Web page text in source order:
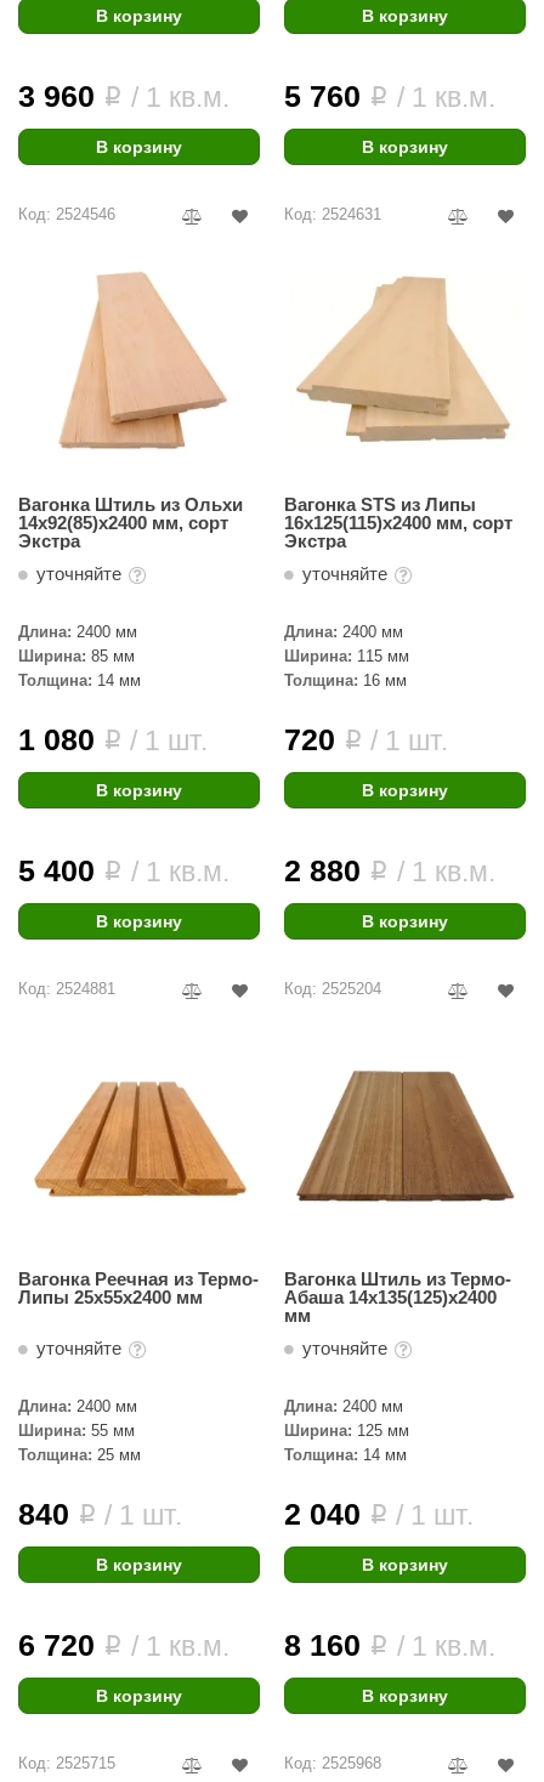
В корзину
3 960 i / 1 кв.м.
В корзину
В корзину
5 760 i / 1 кв.м.
В корзину
Код: 2524546
Вагонка Штиль из Ольхи
14х92(85)х2400 мм, сорт
Экстра
уточняйте
Длина: 2400 мм
Ширина: 85 мм
Толщина: 14 мм
1 080 i / 1 шт.
В корзину
5 400 i / 1 кв.м.
В корзину
Код: 2524631
Вагонка STS из Липы
16х125(115)х2400 мм, сорт
Экстра
уточняйте
Длина: 2400 мм
Ширина: 115 мм
Толщина: 16 мм
720 i / 1 шт.
В корзину
2 880 i / 1 кв.м.
В корзину
Код: 2524881
Вагонка Реечная из Термо-
Липы 25х55х2400 мм
уточняйте
Длина: 2400 мм
Ширина: 55 мм
Толщина: 25 мм
840 i / 1 шт.
В корзину
6 720 i / 1 кв.м.
В корзину
Код: 2525204
Вагонка Штиль из Термо-
Абаша 14х135(125)х2400
мм
уточняйте
Длина: 2400 мм
Ширина: 125 мм
Толщина: 14 мм
2 040 i / 1 шт.
В корзину
8 160 i / 1 кв.м.
В корзину
Код: 2525715 Код: 2525968